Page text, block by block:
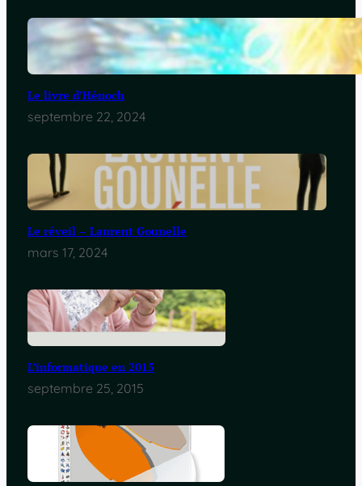
Le livre d’Hénoch
septembre 22, 2024
Le réveil – Laurent Gounelle
mars 17, 2024
L’informatique en 2015
septembre 25, 2015